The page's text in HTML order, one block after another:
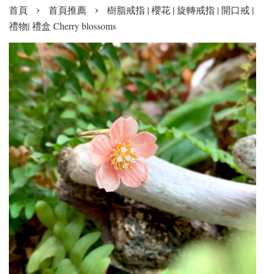
首頁 › 首頁推薦 ›
樹脂戒指 | 櫻花 | 旋轉戒指 | 開口戒 |
禮物| 禮盒 Cherry blossoms